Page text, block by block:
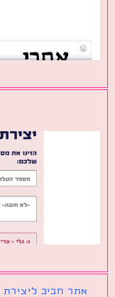
חביב ליצירת תמונות